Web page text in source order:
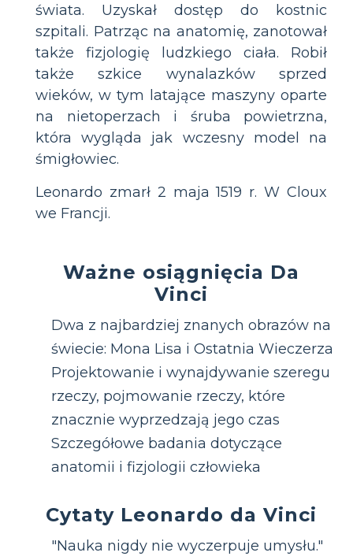
świata. Uzyskał dostęp do kostnic
szpitali. Patrząc na anatomię, zanotował
także fizjologię ludzkiego ciała. Robił
także szkice wynalazków sprzed
wieków, w tym latające maszyny oparte
na nietoperzach i śruba powietrzna,
która wygląda jak wczesny model na
śmigłowiec.
Leonardo zmarł 2 maja 1519 r. W Cloux
we Francji.
Ważne osiągnięcia Da
Vinci
Dwa z najbardziej znanych obrazów na
świecie: Mona Lisa i Ostatnia Wieczerza
Projektowanie i wynajdywanie szeregu
rzeczy, pojmowanie rzeczy, które
znacznie wyprzedzają jego czas
Szczegółowe badania dotyczące
anatomii i fizjologii człowieka
Cytaty Leonardo da Vinci
"Nauka nigdy nie wyczerpuje umysłu."